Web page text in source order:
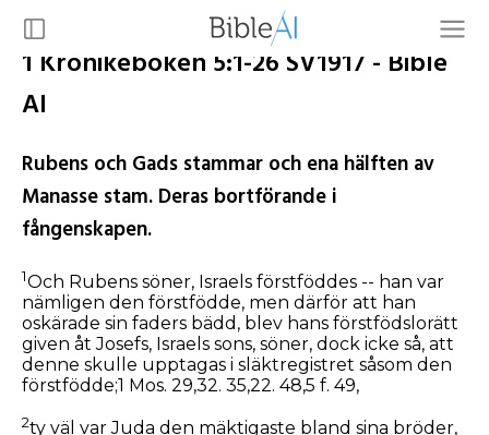
1 Krönikeboken 5:1-26 SV1917 - Bible
AI
Rubens och Gads stammar och ena hälften av
Manasse stam. Deras bortförande i
fångenskapen.
1Och Rubens söner, Israels förstföddes -- han var
nämligen den förstfödde, men därför att han
oskärade sin faders bädd, blev hans förstfödslorätt
given åt Josefs, Israels sons, söner, dock icke så, att
denne skulle upptagas i släktregistret såsom den
förstfödde;1 Mos. 29,32. 35,22. 48,5 f. 49,
2ty väl var Juda den mäktigaste bland sina bröder,